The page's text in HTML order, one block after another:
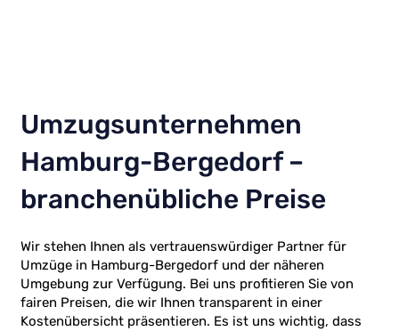
Umzugsunternehmen
Hamburg-Bergedorf –
branchenübliche Preise
Wir stehen Ihnen als vertrauenswürdiger Partner für
Umzüge in Hamburg-Bergedorf und der näheren
Umgebung zur Verfügung. Bei uns profitieren Sie von
fairen Preisen, die wir Ihnen transparent in einer
Kostenübersicht präsentieren. Es ist uns wichtig, dass